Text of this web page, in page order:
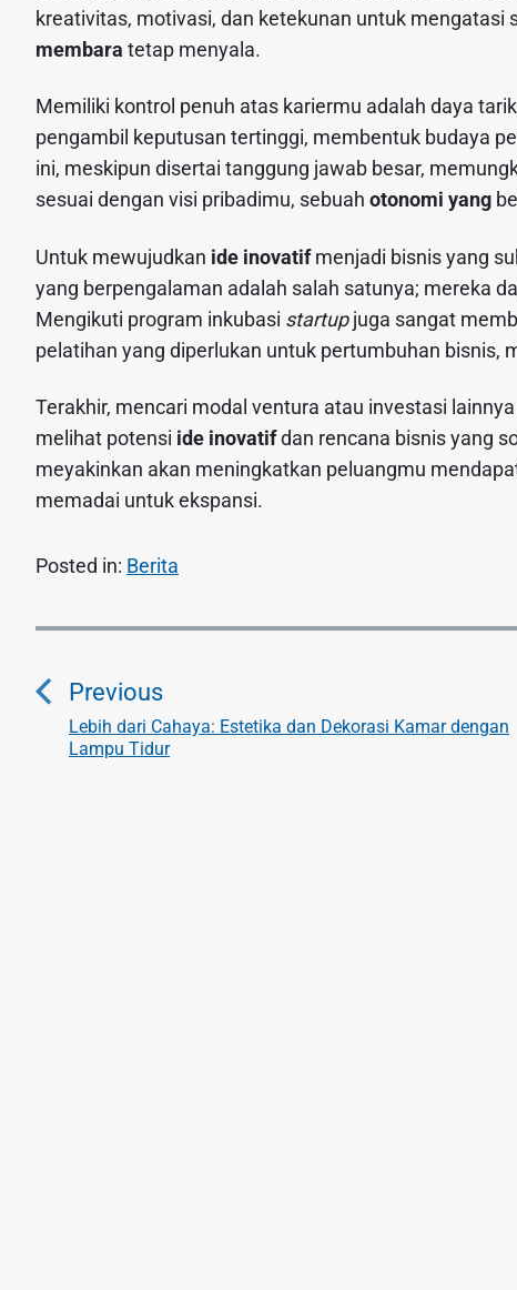
kreativitas, motivasi, dan ketekunan untuk mengatasi
membara tetap menyala.
Memiliki kontrol penuh atas kariermu adalah daya
pengambil keputusan tertinggi, membentuk budaya
ini, meskipun disertai tanggung jawab besar,
sesuai dengan visi pribadimu, sebuah otonomi yang
Untuk mewujudkan ide inovatifmenjadi bisnis yang
yang berpengalaman adalah salah satunya; mereka
Mengikuti program inkubasi startupjuga sangat
pelatihan yang diperlukan untuk pertumbuhan bisnis,
Terakhir, mencari modal ventura atau investasi
melihat potensi ide inovatifdan rencana bisnis yang
meyakinkan akan meningkatkan peluangmu
memadai untuk ekspansi.
Posted in: Berita
N
a
Previous
P
r
Lebih dari Cahaya: Estetika dan Dekorasi Kamar dengan
Lampu Tidur